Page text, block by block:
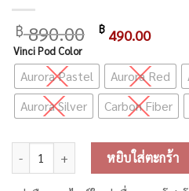
฿890.00 Original
was:
฿ 890.00.
฿490.00
is:
฿
Vinci Pod Color
Aurora Pastel Aurora Red
Aurora Silver
Carbon Fiber
จำนวน Voopoo Vinci 15W Pod Kit ชิ้น
หยิบใส่ตะกร้า